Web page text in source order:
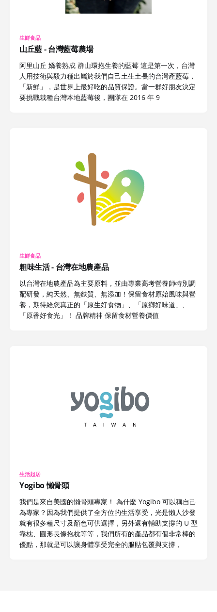
生鮮食品
山丘藍 - 台灣藍莓農場
阿里山丘 嬌養熟成 群山環抱生養的藍莓 這是第一次，台灣
人用技術與毅力種出屬於我們自己土生土長的台灣產藍莓，
「新鮮」，是世界上最好吃的品質保證。當一群好朋友決定
要挑戰栽種台灣本地藍莓後，團隊在 2016 年 9
生鮮食品
粗味生活 - 台灣在地農產品
以台灣在地農產品為主要原料，並由專業高考營養師特別調
配研發，純天然、無麩質、無添加！保留食材原始風味與營
養，期待給您真正的「原生好食物」、「原鄉好味道」、
「原香好食光」！ 品牌精神 保留食材營養價值
生活起居
Yogibo 懶骨頭
我們是來自美國的懶骨頭專家！ 為什麼 Yogibo 可以稱自己
為專家？因為我們提供了全方位的生活享受，光是懶人沙發
就有很多種尺寸及顏色可供選擇，另外還有輔助支撐的 U 型
靠枕、圓形長條抱枕等等，我們所有的產品都有個非常棒的
優點，那就是可以讓身體享受完全的服貼包覆與支撐，